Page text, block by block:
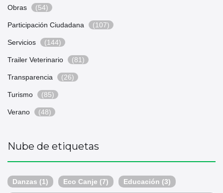
Obras (54)
Participación Ciudadana (107)
Servicios (144)
Trailer Veterinario (81)
Transparencia (26)
Turismo (85)
Verano (48)
Nube de etiquetas
Danzas (1) Eco Canje (7) Educación (3)